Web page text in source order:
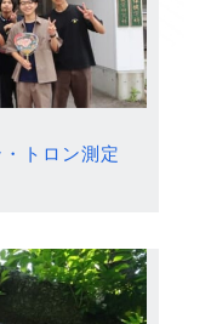
トロン測定